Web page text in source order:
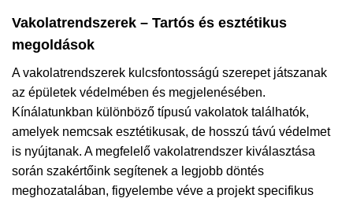
Vakolatrendszerek – Tartós és esztétikus
megoldások
A vakolatrendszerek kulcsfontosságú szerepet játszanak
az épületek védelmében és megjelenésében.
Kínálatunkban különböző típusú vakolatok találhatók,
amelyek nemcsak esztétikusak, de hosszú távú védelmet
is nyújtanak. A megfelelő vakolatrendszer kiválasztása
során szakértőink segítenek a legjobb döntés
meghozatalában, figyelembe véve a projekt specifikus